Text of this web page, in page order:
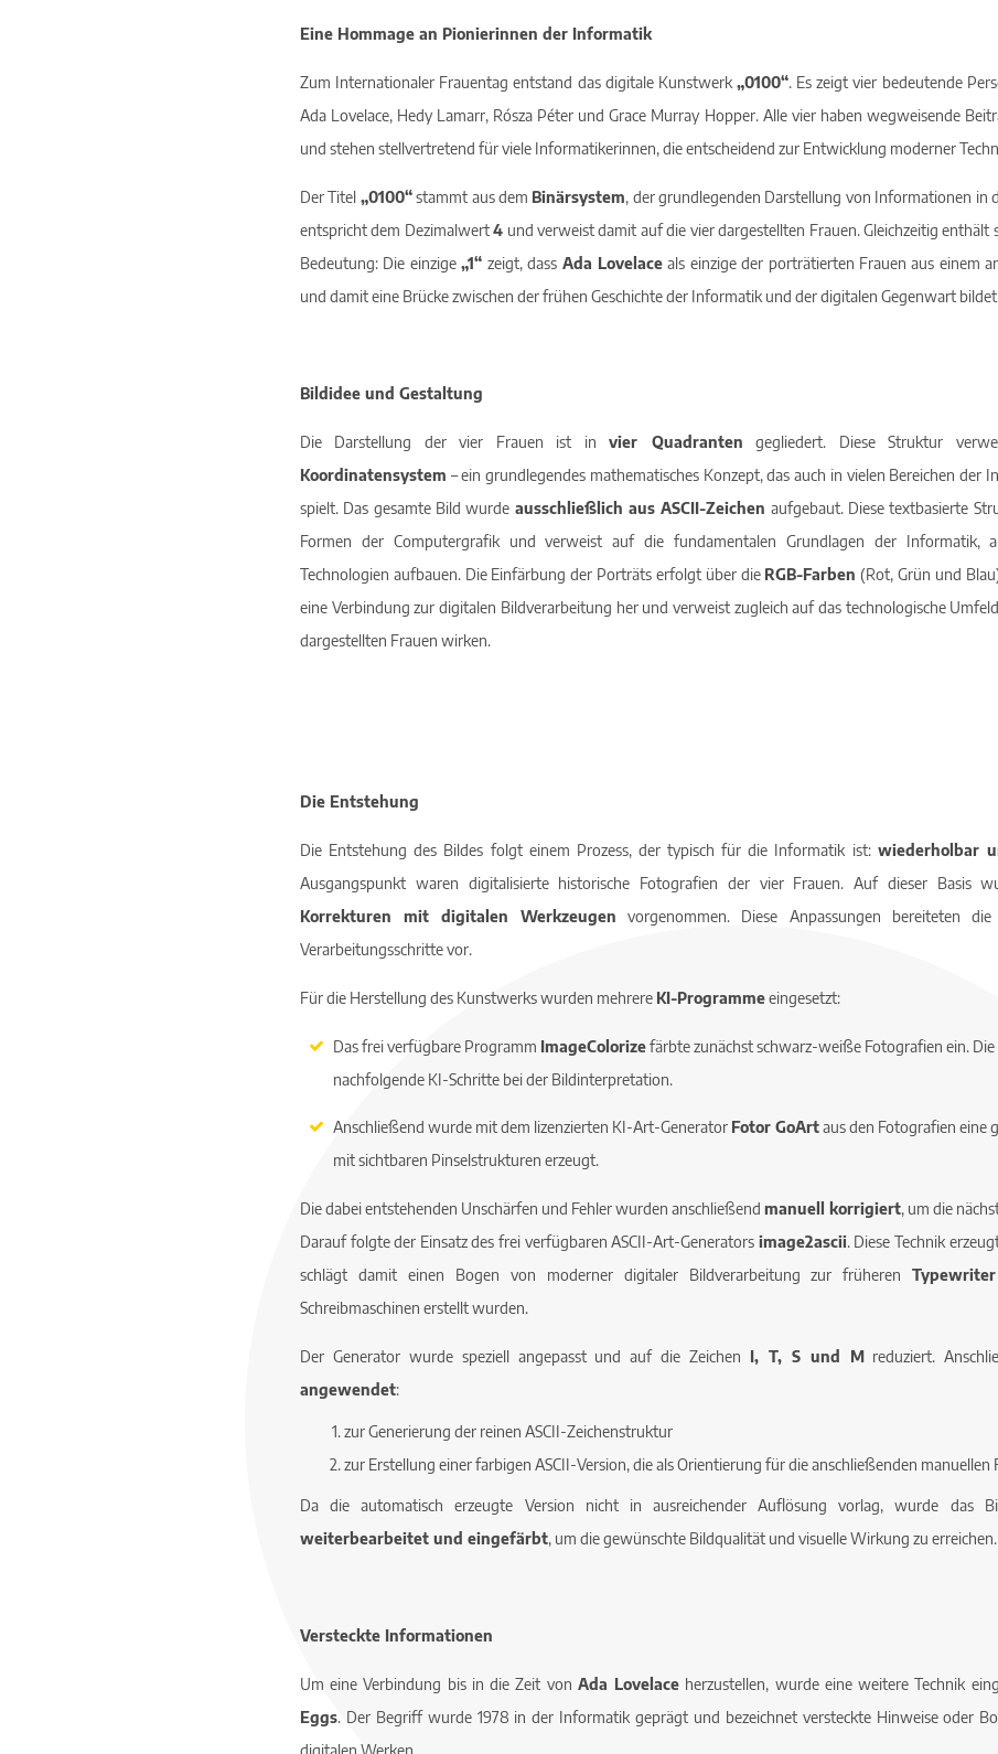
Exitstrategien
Eine Hommage an Pionierinnen der Informatik
Zum Internationaler Frauentag entstand das digitale Kunstwerk „0100“. Es zeigt vier bedeutende
Ada Lovelace, Hedy Lamarr, Rósza Péter und Grace Murray Hopper. Alle vier haben wegweisende
und stehen stellvertretend für viele Informatikerinnen, die entscheidend zur Entwicklung moderner
Der Titel „0100“stammt aus dem Binärsystem, der grundlegenden Darstellung von Informationen in
entspricht dem Dezimalwert4 und verweist damit auf die vier dargestellten Frauen. Gleichzeitig enthält
Bedeutung: Die einzige„1“ zeigt, dass Ada Lovelaceals einzige der porträtierten Frauen aus einem
und damit eine Brücke zwischen der frühen Geschichte der Informatik und der digitalen Gegenwart
Bildidee und Gestaltung
Die Darstellung der vier Frauen ist invier Quadranten gegliedert. Diese Struktur
Koordinatensystem – ein grundlegendes mathematisches Konzept, das auch in vielen Bereichen der
spielt. Das gesamte Bild wurde ausschließlich aus ASCII-Zeichen aufgebaut. Diese textbasierte
Formen der Computergrafik und verweist auf die fundamentalen Grundlagen der Informatik,
Technologien aufbauen. Die Einfärbung der Porträts erfolgt über die RGB-Farben (Rot, Grün und
eine Verbindung zur digitalen Bildverarbeitung her und verweist zugleich auf das technologische
dargestellten Frauen wirken.
Die Entstehung
Die Entstehung des Bildes folgt einem Prozess, der typisch für die Informatik ist: wiederholbar
Ausgangspunkt waren digitalisierte historische Fotografien der vier Frauen. Auf dieser Basis
Korrekturen mit digitalen Werkzeugen vorgenommen. Diese Anpassungen bereiteten
Verarbeitungsschritte vor.
Für die Herstellung des Kunstwerks wurden mehrere KI-Programmeeingesetzt:
Das frei verfügbare Programm ImageColorizefärbte zunächst schwarz-weiße Fotografien ein.
nachfolgende KI-Schritte bei der Bildinterpretation.
Anschließend wurde mit dem lizenzierten KI-Art-Generator Fotor GoArtaus den Fotografien eine
mit sichtbaren Pinselstrukturen erzeugt.
Die dabei entstehenden Unschärfen und Fehler wurden anschließend manuell korrigiert, um die
Darauf folgte der Einsatz des frei verfügbaren ASCII-Art-Generators image2ascii. Diese Technik
schlägt damit einen Bogen von moderner digitaler Bildverarbeitung zur früheren
Schreibmaschinen erstellt wurden.
Der Generator wurde speziell angepasst und auf die Zeichen I, T, S und Mreduziert.
angewendet:
zur Generierung der reinen ASCII-Zeichenstruktur
zur Erstellung einer farbigen ASCII-Version, die als Orientierung für die anschließenden manuellen
Da die automatisch erzeugte Version nicht in ausreichender Auflösung vorlag, wurde das
weiterbearbeitet und eingefärbt, um die gewünschte Bildqualität und visuelle Wirkung zu erreichen.
Versteckte Informationen
Um eine Verbindung bis in die Zeit von Ada Lovelace herzustellen, wurde eine weitere Technik
Eggs. Der Begriff wurde 1978 in der Informatik geprägt und bezeichnet versteckte Hinweise oder
digitalen Werken.